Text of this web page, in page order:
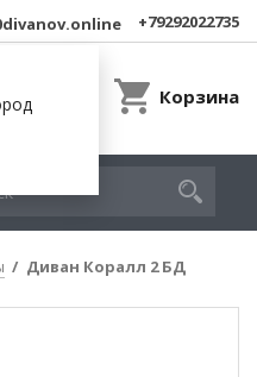
+79292022735
Корзина
Диван Коралл 2 БД